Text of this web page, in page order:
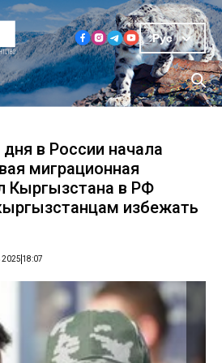
Рус
в России начала
миграционная
Кыргызстана в РФ
избежать
2025 18:07